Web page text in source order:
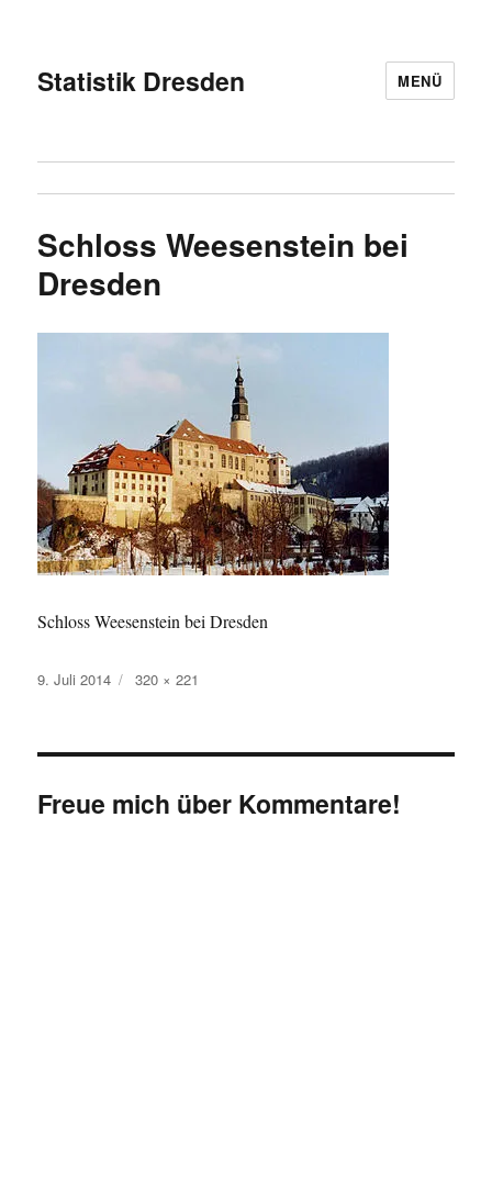
Statistik Dresden MENÜ
Schloss Weesenstein bei
Dresden
Schloss Weesenstein bei Dresden
Veröffentlicht
9. Juli 2014 Originalgröße
320 × 221
Freue mich über Kommentare!